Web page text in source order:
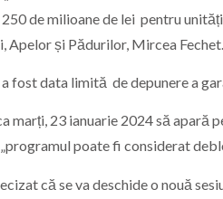
de milioane de lei pentru
Apelor și Pădurilor, Mircea Fechet.
fost data limită de depunere a
marți, 23 ianuarie 2024 să
poate fi considerat
că se va deschide o nouă